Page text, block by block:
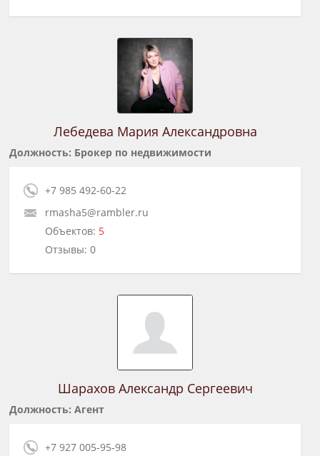
Лебедева Мария Александровна
Должность: Брокер по недвижимости
+7 985 492-60-22
rmasha5@rambler.ru
Объектов: 5
Отзывы: 0
Шарахов Александр Сергеевич
Должность: Агент
+7 927 005-95-98